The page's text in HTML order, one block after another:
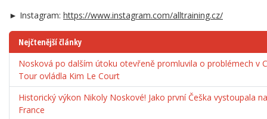
► Instagram: https://www.instagram.com/alltraining.cz/
Nejčtenější články
Nosková po dalším útoku otevřeně promluvila o problémech v
Tour ovládla Kim Le Court
Historický výkon Nikoly Noskové! Jako první Češka vystoupala
France